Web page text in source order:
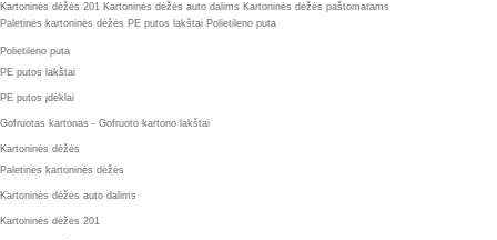
Kartoninės dėžės 201 Kartoninės dėžės auto dalims Kartoninės dėžės paštomatams
Paletinės kartoninės dėžės PE putos lakštai Polietileno puta
Polietileno puta
PE putos lakštai
PE putos įdėklai
Gofruotas kartonas - Gofruoto kartono lakštai
Kartoninės dėžės
Paletinės kartoninės dėžės
Kartoninės dėžės auto dalims
Kartoninės dėžės 201